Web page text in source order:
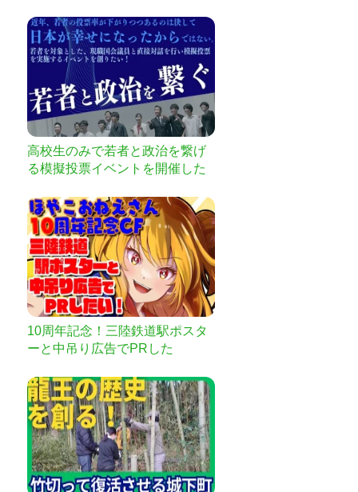
高校生のみで若者と政治を繋げ
る模擬投票イベントを開催した
10周年記念！三陸鉄道駅ポスタ
ーと中吊り広告でPRした